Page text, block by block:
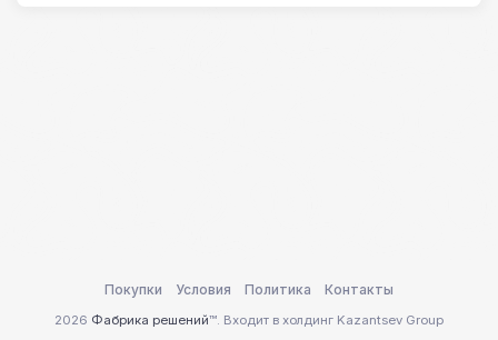
2026 Фабрика решений™. Входит в холдинг Kazantsev Group
Покупки Условия Политика Контакты